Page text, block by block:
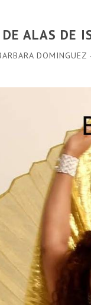
ALAS DE